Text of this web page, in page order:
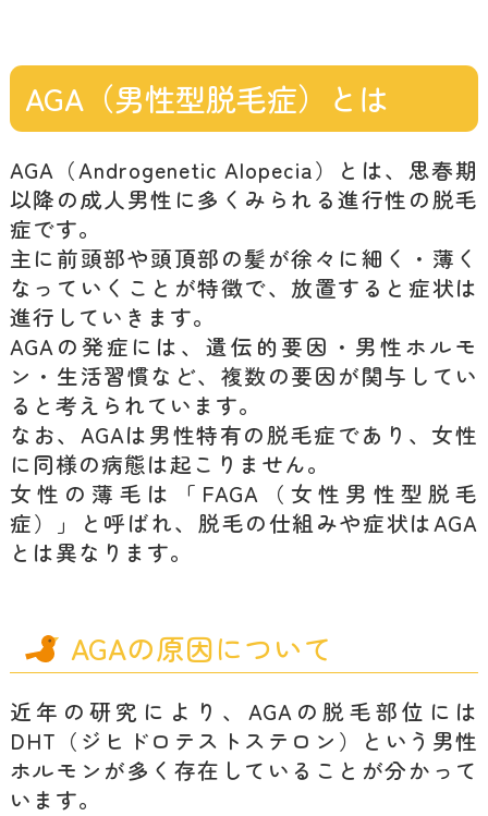
AGA（男性型脱毛症）とは
AGA（Androgenetic Alopecia）とは、思春期
以降の成人男性に多くみられる進行性の脱毛
症です。
主に前頭部や頭頂部の髪が徐々に細く・薄く
なっていくことが特徴で、放置すると症状は
進行していきます。
AGAの発症には、遺伝的要因・男性ホルモ
ン・生活習慣など、複数の要因が関与してい
ると考えられています。
なお、AGAは男性特有の脱毛症であり、女性
に同様の病態は起こりません。
女性の薄毛は「FAGA（女性男性型脱毛
症）」と呼ばれ、脱毛の仕組みや症状はAGA
とは異なります。
AGAの原因について
近年の研究により、AGAの脱毛部位には
DHT（ジヒドロテストステロン）という男性
ホルモンが多く存在していることが分かって
います。